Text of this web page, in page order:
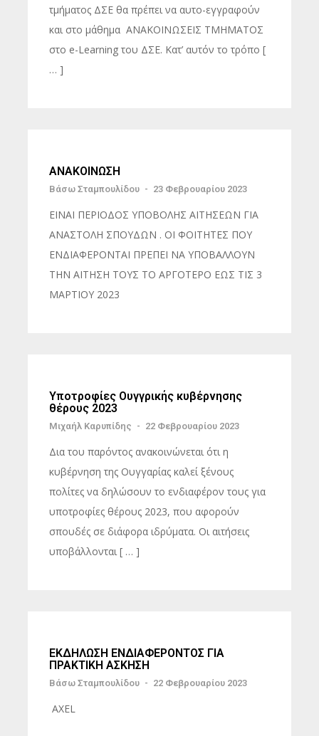
τμήματος ΔΣΕ θα πρέπει να αυτο-εγγραφούν
και στο μάθημα ΑΝΑΚΟΙΝΩΣΕΙΣ ΤΜΗΜΑΤΟΣ
στο e-Learning του ΔΣΕ. Κατ’ αυτόν το τρόπο [
… ]
ΑΝΑΚΟΙΝΩΣΗ
Βάσω Σταμπουλίδου - 23 Φεβρουαρίου 2023
ΕΙΝΑΙ ΠΕΡΙΟΔΟΣ ΥΠΟΒΟΛΗΣ ΑΙΤΗΣΕΩΝ ΓΙΑ
ΑΝΑΣΤΟΛΗ ΣΠΟΥΔΩΝ . ΟΙ ΦΟΙΤΗΤΕΣ ΠΟΥ
ΕΝΔΙΑΦΕΡΟΝΤΑΙ ΠΡΕΠΕΙ ΝΑ ΥΠΟΒΑΛΛΟΥΝ
ΤΗΝ ΑΙΤΗΣΗ ΤΟΥΣ ΤΟ ΑΡΓΟΤΕΡΟ ΕΩΣ ΤΙΣ 3
ΜΑΡΤΙΟΥ 2023
Υποτροφίες Ουγγρικής κυβέρνησης
θέρους 2023
Μιχαήλ Καρυπίδης - 22 Φεβρουαρίου 2023
Δια του παρόντος ανακοινώνεται ότι η
κυβέρνηση της Ουγγαρίας καλεί ξένους
πολίτες να δηλώσουν το ενδιαφέρον τους για
υποτροφίες θέρους 2023, που αφορούν
σπουδές σε διάφορα ιδρύματα. Οι αιτήσεις
υποβάλλονται [ … ]
ΕΚΔΗΛΩΣΗ ΕΝΔΙΑΦΕΡΟΝΤΟΣ ΓΙΑ
ΠΡΑΚΤΙΚΗ ΑΣΚΗΣΗ
Βάσω Σταμπουλίδου - 22 Φεβρουαρίου 2023
AXEL